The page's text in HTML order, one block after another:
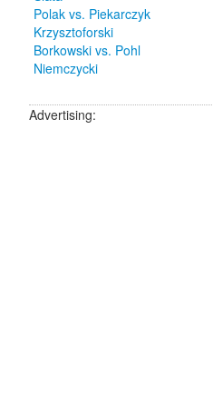
Polak vs. Piekarczyk
Krzysztoforski
Borkowski vs. Pohl
Niemczycki
Advertising: